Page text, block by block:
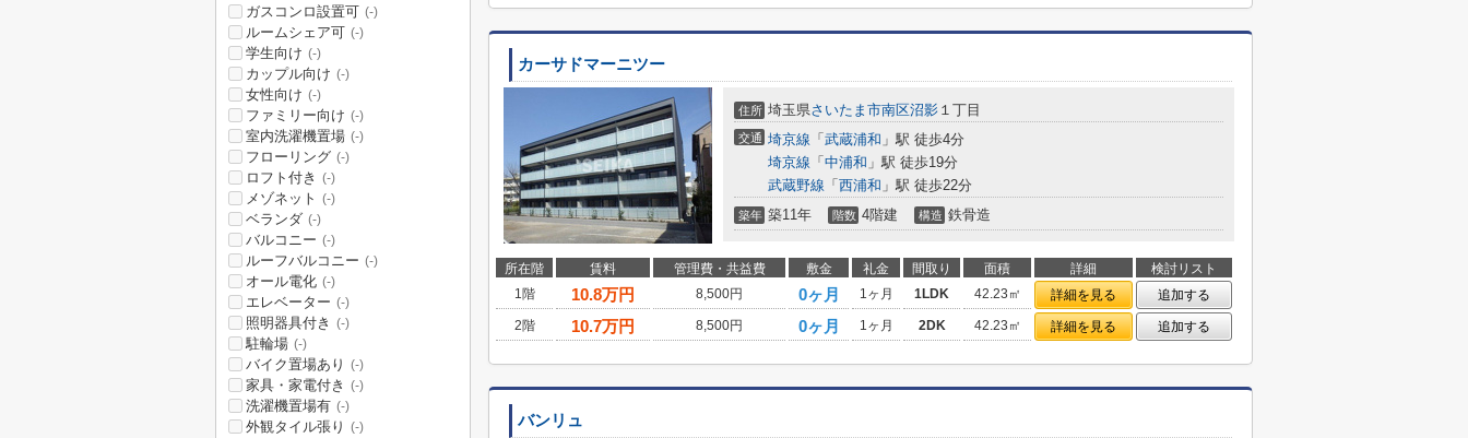
カーサドマーニツー
住所 埼玉県さいたま市南区沼影 １丁目
交通 埼京線 「 武蔵浦和 」駅 徒歩4分
埼京線 「 中浦和 」駅 徒歩19分
武蔵野線 「 西浦和 」駅 徒歩22分
築年 築11年 階数 4階建 構造 鉄骨造
所在階 賃料 管理費・共益費 敷金 礼金 間取り 面積 詳細
検討リスト
1階
10.8万円 8,500円 0ヶ月 1ヶ月 1LDK 42.23㎡ 詳細を見る
追加する
2階
10.7万円 8,500円 0ヶ月 1ヶ月 2DK 42.23㎡ 詳細を見る 追加する
バンリュ
ガスコンロ設置可 (-)
ルームシェア可 (-)
学生向け (-)
カップル向け (-)
女性向け (-)
ファミリー向け (-)
室内洗濯機置場 (-)
フローリング (-)
ロフト付き (-)
メゾネット (-)
ベランダ (-)
バルコニー (-)
ルーフバルコニー (-)
オール電化 (-)
エレベーター (-)
照明器具付き (-)
駐輪場 (-)
バイク置場あり (-)
家具・家電付き (-)
洗濯機置場有 (-)
外観タイル張り (-)